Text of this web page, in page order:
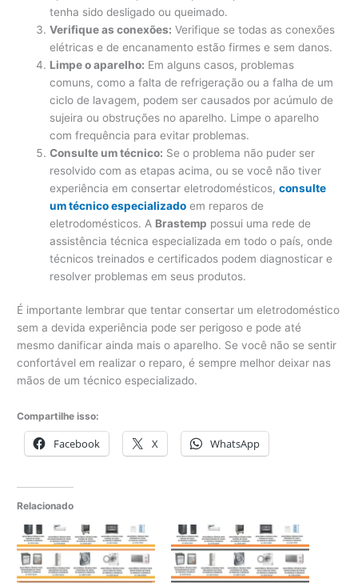
tenha sido desligado ou queimado.
Verifique as conexões: Verifique se todas as conexões
elétricas e de encanamento estão firmes e sem danos.
Limpe o aparelho: Em alguns casos, problemas
comuns, como a falta de refrigeração ou a falha de um
ciclo de lavagem, podem ser causados ​​por acúmulo de
sujeira ou obstruções no aparelho. Limpe o aparelho
com frequência para evitar problemas.
Consulte um técnico: Se o problema não puder ser
resolvido com as etapas acima, ou se você não tiver
experiência em consertar eletrodomésticos,consulte
um técnico especializado em reparos de
eletrodomésticos. A Brastemp possui uma rede de
assistência técnica especializada em todo o país, onde
técnicos treinados e certificados podem diagnosticar e
resolver problemas em seus produtos.
É importante lembrar que tentar consertar um eletrodoméstico
sem a devida experiência pode ser perigoso e pode até
mesmo danificar ainda mais o aparelho. Se você não se sentir
confortável em realizar o reparo, é sempre melhor deixar nas
mãos de um técnico especializado.
Compartilhe isso:
Facebook X WhatsApp
Relacionado